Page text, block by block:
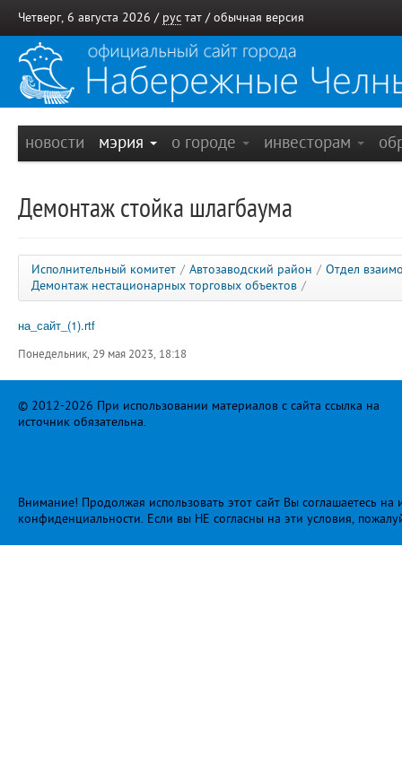
Четверг, 6 августа 2026 / рус тат / обычная версия
новости мэрия о городе инвесторам
Демонтаж стойка шлагбаума
Исполнительный комитет / Автозаводский район / Отдел
Демонтаж нестационарных торговых объектов /
на_сайт_(1).rtf
Понедельник, 29 мая 2023, 18:18
© 2012-2026 При использовании материалов с сайта ссылка на
источник обязательна.
Внимание! Продолжая использовать этот сайт Вы соглашаетесь
конфиденциальности. Если вы НЕ согласны на эти условия,